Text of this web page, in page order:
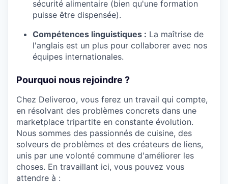
sécurité alimentaire (bien qu'une formation
puisse être dispensée).
Compétences linguistiques : La maîtrise de
l'anglais est un plus pour collaborer avec nos
équipes internationales.
Pourquoi nous rejoindre ?
Chez Deliveroo, vous ferez un travail qui compte,
en résolvant des problèmes concrets dans une
marketplace tripartite en constante évolution.
Nous sommes des passionnés de cuisine, des
solveurs de problèmes et des créateurs de liens,
unis par une volonté commune d'améliorer les
choses. En travaillant ici, vous pouvez vous
attendre à :